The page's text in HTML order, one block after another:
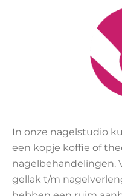
In onze nagelstudio
een kopje koffie of
nagelbehandelingen.
gellak t/m